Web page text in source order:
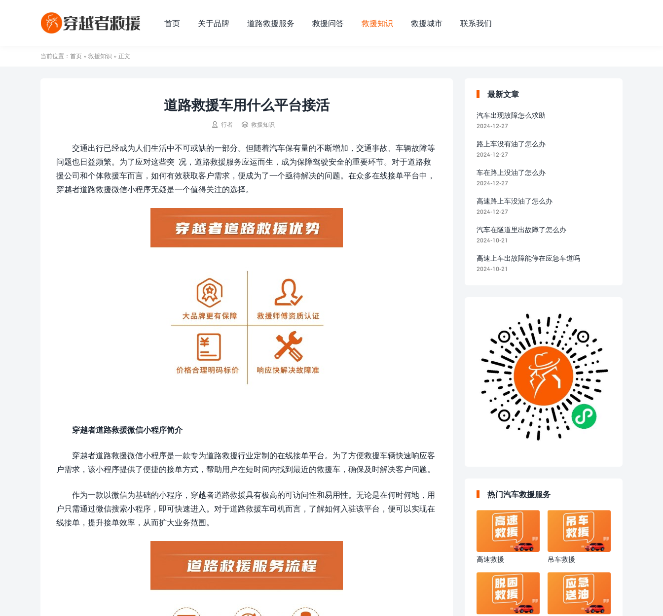
首页 关于品牌 道路救援服务 救援问答 救援知识 救援城市 联系我们
当前位置： 首页 » 救援知识 » 正文
道路救援车用什么平台接活
 行者  救援知识
交通出行已经成为人们生活中不可或缺的一部分。但随着汽车保有量的不断增加，交通事故、车辆故障等
问题也日益频繁。为了应对这些突 况，道路救援服务应运而生，成为保障驾驶安全的重要环节。对于道路救
援公司和个体救援车而言，如何有效获取客户需求，便成为了一个亟待解决的问题。在众多在线接单平台中，
穿越者道路救援微信小程序无疑是一个值得关注的选择。
穿越者道路救援微信小程序简介
穿越者道路救援微信小程序是一款专为道路救援行业定制的在线接单平台。为了方便救援车辆快速响应客
户需求，该小程序提供了便捷的接单方式，帮助用户在短时间内找到最近的救援车，确保及时解决客户问题。
作为一款以微信为基础的小程序，穿越者道路救援具有极高的可访问性和易用性。无论是在何时何地，用
户只需通过微信搜索小程序，即可快速进入。对于道路救援车司机而言，了解如何入驻该平台，便可以实现在
线接单，提升接单效率，从而扩大业务范围。
最新文章
汽车出现故障怎么求助
2024-12-27
路上车没有油了怎么办
2024-12-27
车在路上没油了怎么办
2024-12-27
高速路上车没油了怎么办
2024-12-27
汽车在隧道里出故障了怎么办
2024-10-21
高速上车出故障能停在应急车道吗
2024-10-21
热门汽车救援服务
高速救援 吊车救援